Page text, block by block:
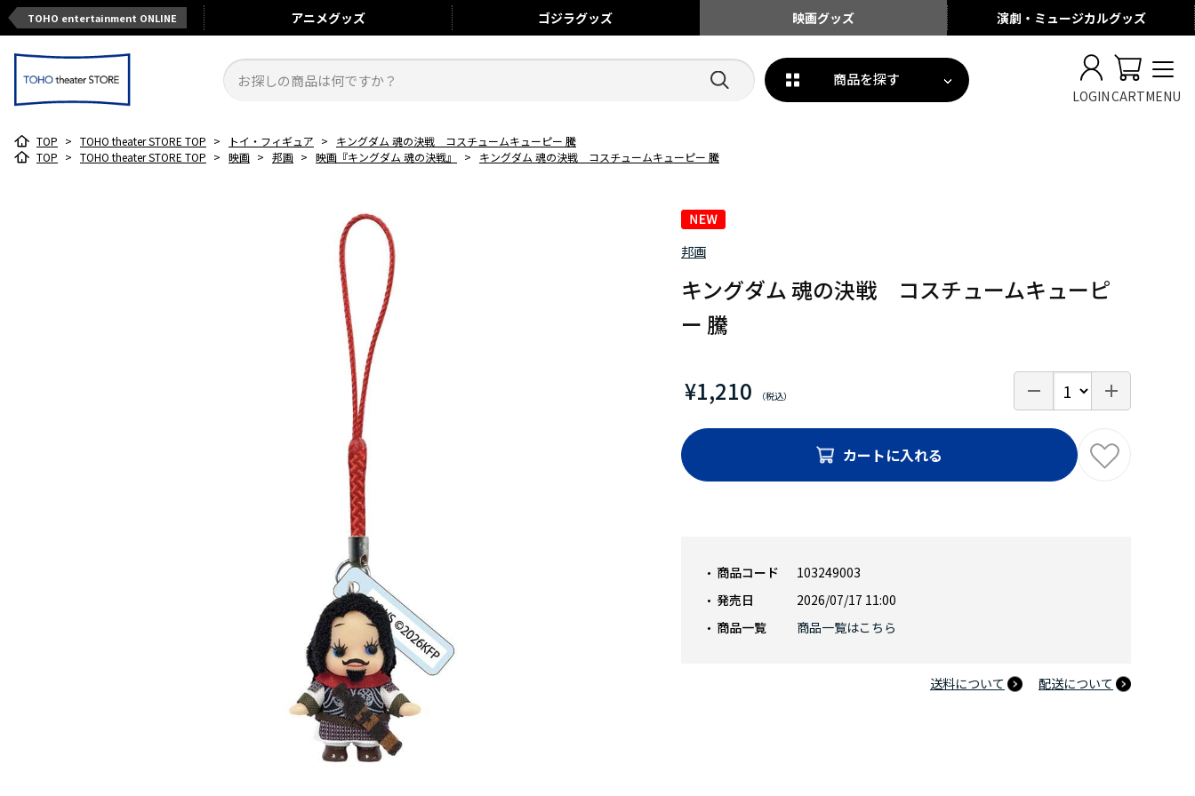
TOHO entertainment ONLINE アニメグッズ ゴジラグッズ 映画グッズ 演劇・ミュージカルグッズ
商品を探す
LOGINCARTMENU
TOP > TOHO theater STORE TOP > トイ・フィギュア >
キングダム 魂の決戦 コスチュームキューピー 騰
TOP > TOHO theater STORE TOP > 映画 > 邦画 > 映画『キングダム 魂の決戦』 > キングダム 魂の決戦 コスチュームキューピー 騰
邦画
キングダム 魂の決戦 コスチュームキューピ
ー 騰
¥1,210
商品コード
103249003
発売日
2026/07/17 11:00
商品一覧
商品一覧はこちら
送料について 配送について
カートに入れる